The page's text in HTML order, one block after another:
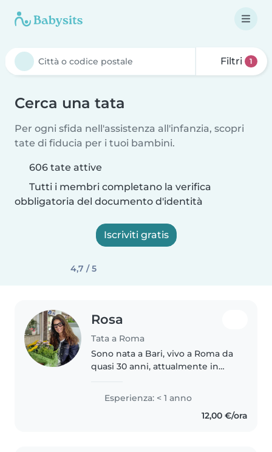
Filtri 1
Cerca una tata
Per ogni sfida nell'assistenza all'infanzia, scopri
tate di fiducia per i tuoi bambini.
606 tate attive
Tutti i membri completano la verifica
obbligatoria del documento d'identità
Iscriviti gratis
4,7 / 5
Rosa
Tata a Roma
Sono nata a Bari, vivo a Roma da
quasi 30 anni, attualmente in
fare e di godermi la vita,
nell'ultimo anno ho aiutato mia
sorella nella crescita della..
Esperienza: < 1 anno
12,00 €/ora